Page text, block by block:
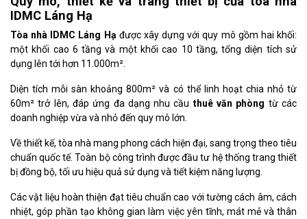
IDMC Láng Hạ
Tòa nhà IDMC Láng Hạ được xây dựng với quy mô gồm hai khối:
một khối cao 6 tầng và một khối cao 10 tầng, tổng diện tích sử
dụng lên tới hơn 11.000m².
Diện tích mỗi sàn khoảng 800m² và có thể linh hoạt chia nhỏ từ
60m² trở lên, đáp ứng đa dạng nhu cầu thuê văn phòng từ các
doanh nghiệp vừa và nhỏ đến quy mô lớn.
Về thiết kế, tòa nhà mang phong cách hiện đại, sang trọng theo tiêu
chuẩn quốc tế. Toàn bộ công trình được đầu tư hệ thống trang thiết
bị đồng bộ, tối ưu hiệu quả sử dụng và tiết kiệm năng lượng.
Các vật liệu hoàn thiện đạt tiêu chuẩn cao với tường cách âm, cách
nhiệt, góp phần tạo không gian làm việc yên tĩnh, mát mẻ và thân